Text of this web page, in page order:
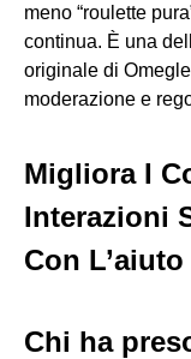
meno “roulette
continua. È una
originale di
moderazione e
Migliora I
Interazioni
Con L’aiuto
Chi ha